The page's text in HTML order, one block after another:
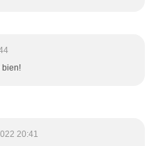
bien!
20:41